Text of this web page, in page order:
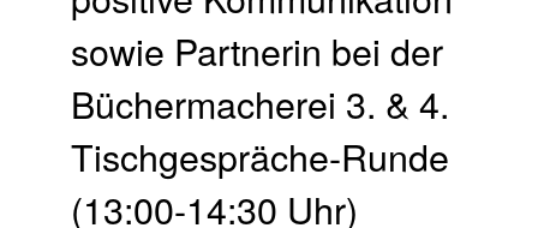
sowie Partnerin bei der
Büchermacherei 3. & 4.
Tischgespräche-Runde
(13:00-14:30 Uhr)